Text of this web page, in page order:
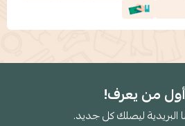
من يعرف!
البريدية ليصلك كل جديد.